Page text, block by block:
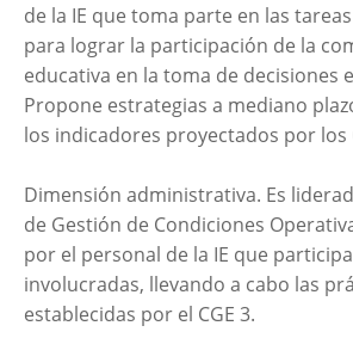
de la IE que toma parte en las
para lograr la participación de la
educativa en la toma de decisiones
Propone estrategias a mediano
los indicadores proyectados por los
Dimensión administrativa. Es
de Gestión de Condiciones
por el personal de la IE que
involucradas, llevando a cabo las
establecidas por el CGE 3.